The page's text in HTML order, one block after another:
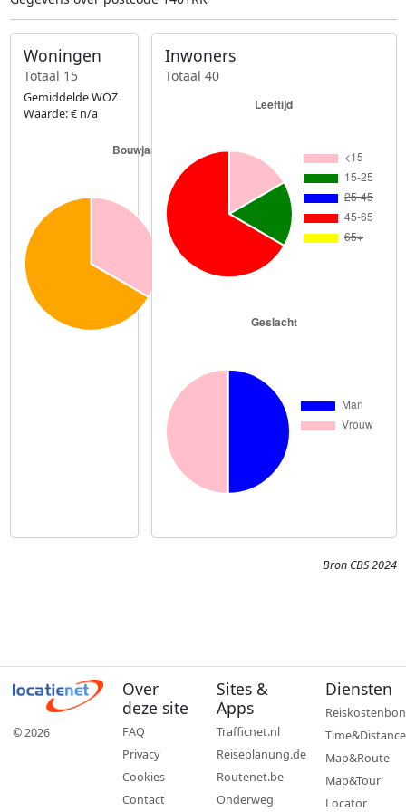
Woningen
Totaal 15
Gemiddelde WOZ
Waarde: € n/a
Inwoners
Totaal 40
Bron CBS 2024
© 2026
Over
deze site
FAQ
Privacy
Cookies
Contact
Sites &
Apps
Trafficnet.nl
Reiseplanung.de
Routenet.be
Onderweg
Diensten
Reiskostenbon
Time&Distance
Map&Route
Map&Tour
Locator